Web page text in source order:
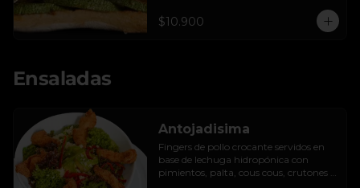
$10.900
Ensaladas
Antojadisima
Fingers de pollo crocante servidos en
base de lechuga hidropónica con
pimientos, palta, cous cous, crutones